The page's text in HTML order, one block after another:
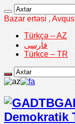
Bazar ertəsi ,
Türkçə – AZ
فارسی
Türkce – TR
Demokratik